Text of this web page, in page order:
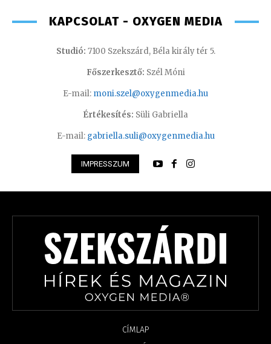
KAPCSOLAT - OXYGEN MEDIA
Studió: 7100 Szekszárd, Béla király tér 5.
Főszerkesztő: Szél Móni
E-mail: moni.szel@oxygenmedia.hu
Értékesítés: Süli Gabriella
E-mail: gabriella.suli@oxygenmedia.hu
IMPRESSZUM
CÍMLAP